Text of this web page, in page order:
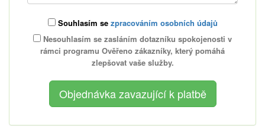
Souhlasím se zpracováním osobních údajů
Nesouhlasím se zasláním dotazníku spokojenosti v
rámci programu Ověřeno zákazníky, který pomáhá
zlepšovat vaše služby.